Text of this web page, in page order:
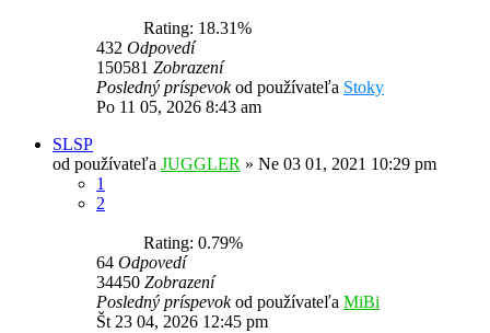
Rating: 18.31%
432 Odpovedí
150581 Zobrazení
Posledný príspevokod používateľa Stoky
Po 11 05, 2026 8:43 am
SLSP
od používateľa JUGGLER » Ne 03 01, 2021 10:29 pm
1
2
Rating: 0.79%
64 Odpovedí
34450 Zobrazení
Posledný príspevokod používateľa MiBi
Št 23 04, 2026 12:45 pm